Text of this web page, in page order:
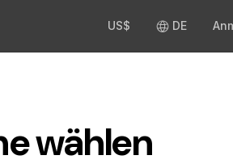
US$ DE
wählen